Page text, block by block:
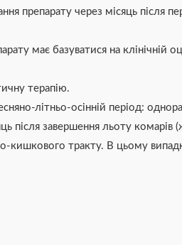
препарату через місяць після
має базуватися на клінічній
терапію.
літньо-осінній період:
після завершення льоту комарів
кишкового тракту. В цьому